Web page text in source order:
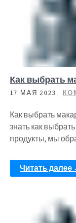
Как выбрать
17 МАЯ 2023
Как выбрать
знать как
продукты, мы
Читать далее